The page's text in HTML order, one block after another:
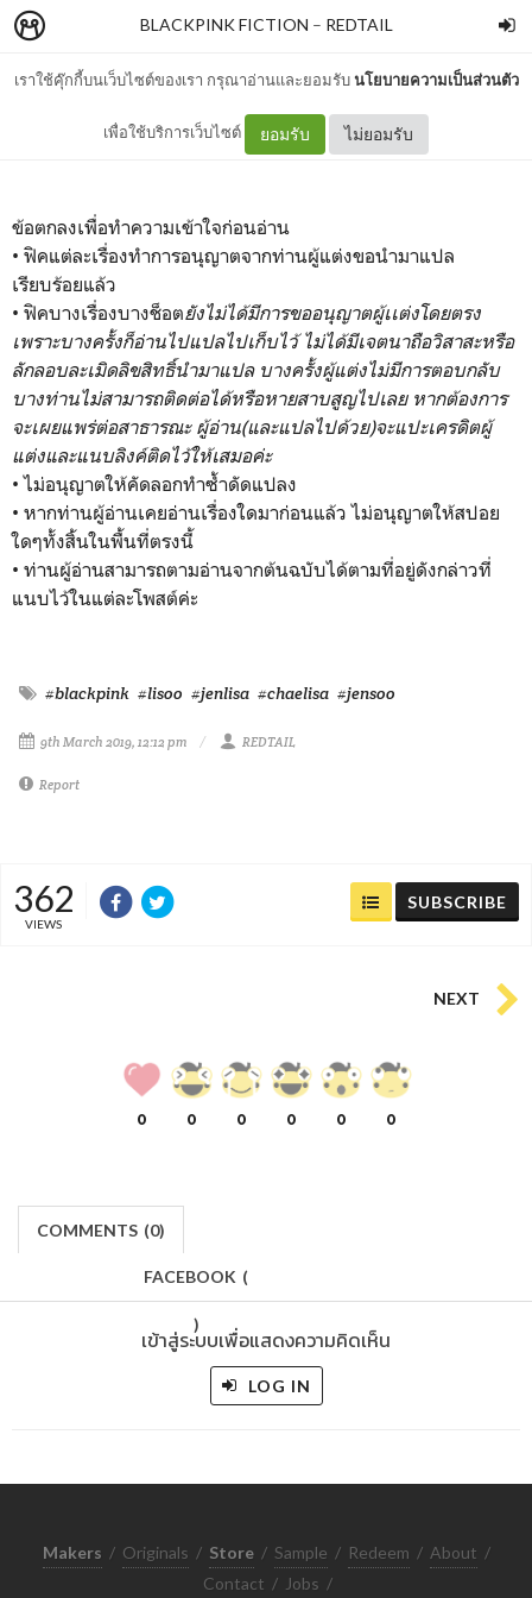
เราใช้คุ๊กกี้บนเว็บไซต์ของเรา กรุณาอ่านและยอมรับนโยบายความเป็นส่วนตัว
เพื่อใช้บริการเว็บไซต์ ยอมรับ ไม่ยอมรับ
BLACKPINK FICTION – REDTAIL
TALK & RULES
ข้อตกลงเพื่อทำความเข้าใจก่อนอ่าน
• ฟิคแต่ละเรื่องทำการอนุญาตจากท่านผู้แต่งขอนำมาแปล
เรียบร้อยแล้ว
• ฟิคบางเรื่องบางช็อตยังไม่ได้มีการขออนุญาตผู้เเต่งโดยตรง
เพราะบางครั้งก็อ่านไปแปลไปเก็บไว้ ไม่ได้มีเจตนาถือวิสาสะหรือ
ลักลอบละเมิดลิขสิทธิ์นำมาแปล บางครั้งผู้แต่งไม่มีการตอบกลับ
บางท่านไม่สามารถติดต่อได้หรือหายสาบสูญไปเลย หากต้องการ
จะเผยแพร่ต่อสาธารณะ ผู้อ่าน(และแปลไปด้วย)จะแปะเครดิตผู้
แต่งและแนบลิงค์ติดไว้ให้เสมอค่ะ
• ไม่อนุญาตให้คัดลอกทำซ้ำดัดแปลง
• หากท่านผู้อ่านเคยอ่านเรื่องใดมาก่อนแล้ว ไม่อนุญาตให้สปอย
ใดๆทั้งสิ้นในพื้นที่ตรงนี้
• ท่านผู้อ่านสามารถตามอ่านจากต้นฉบับได้ตามที่อยู่ดังกล่าวที่
แนบไว้ในแต่ละโพสต์ค่ะ
#blackpink #lisoo #jenlisa #chaelisa #jensoo
9th March 2019, 12:12 pm REDTAIL
Report
362
VIEWS
SUBSCRIBE
NEXT
0 0 0 0 0 0
COMMENTS (0)
FACEBOOK (
)
เข้าสู่ระบบเพื่อแสดงความคิดเห็น
LOG IN
Makers / Originals / Store / Sample / Redeem / About /
Contact / Jobs /